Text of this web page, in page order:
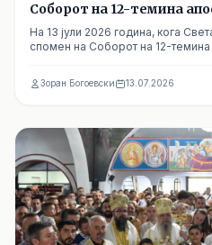
Соборот на 12-темина
На 13 јули 2026 година, кога
спомен на Соборот на 12-темина
Зоран Богоевски 13.07.2026